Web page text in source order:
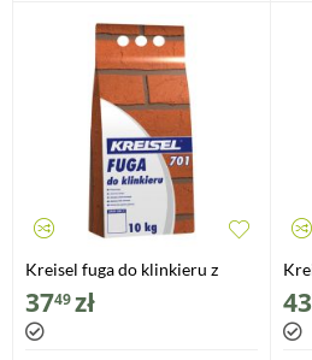
Kreisel fuga do klinkieru z
dodatkiem trasu
3749zł 43